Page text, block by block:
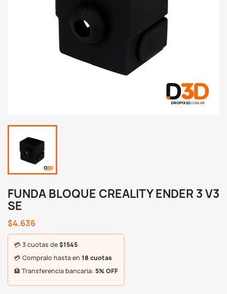
FUNDA BLOQUE CREALITY ENDER 3 V3
SE
$4.636
💳 3 cuotas de$1545
💳 Compralo hasta en 18 cuotas
🏦 Transferencia bancaria: 5% OFF